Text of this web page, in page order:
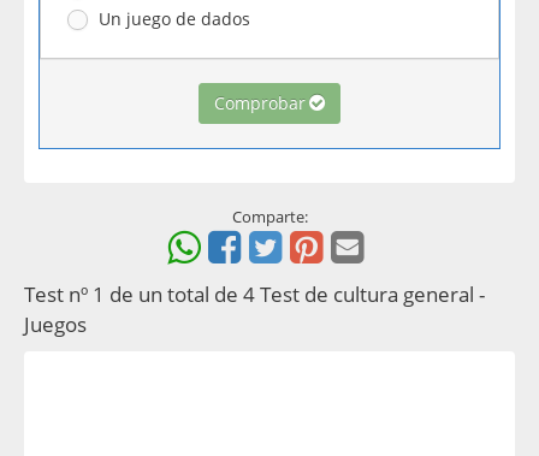
Un juego de dados
Comprobar
Comparte:
Test nº 1 de un total de 4 Test de cultura general -
Juegos